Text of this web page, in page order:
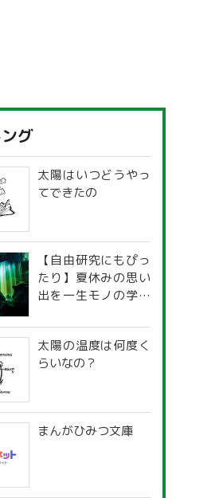
グ
太陽はいつどうやっ
てできたの
【自由研究にもぴっ
たり】夏休みの思い
出を一生モノの学び
探究ガイド
太陽の温度は何度く
らいなの？
まんがひみつ文庫